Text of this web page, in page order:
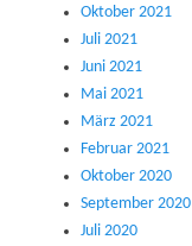
Oktober 2021
Juli 2021
Juni 2021
Mai 2021
März 2021
Februar 2021
Oktober 2020
September 2020
Juli 2020